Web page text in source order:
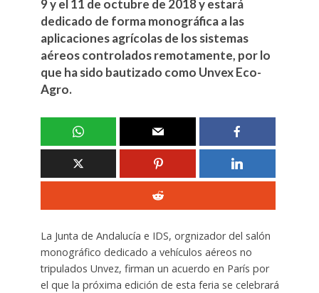
9 y el 11 de octubre de 2018 y estará
dedicado de forma monográfica a las
aplicaciones agrícolas de los sistemas
aéreos controlados remotamente, por lo
que ha sido bautizado como Unvex Eco-
Agro.
La Junta de Andalucía e IDS, orgnizador del salón
monográfico dedicado a vehículos aéreos no
tripulados Unvez, firman un acuerdo en París por
el que la próxima edición de esta feria se celebrará